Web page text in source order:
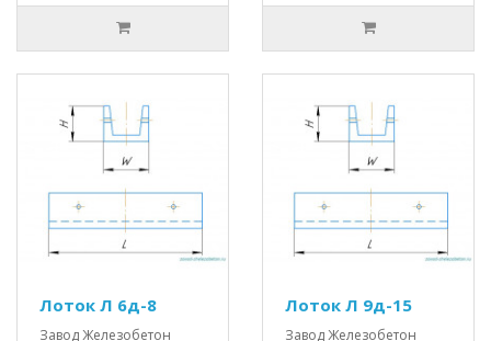
Лоток Л 6д-8
Завод Железобетон
Лоток Л 9д-15
Завод Железобетон